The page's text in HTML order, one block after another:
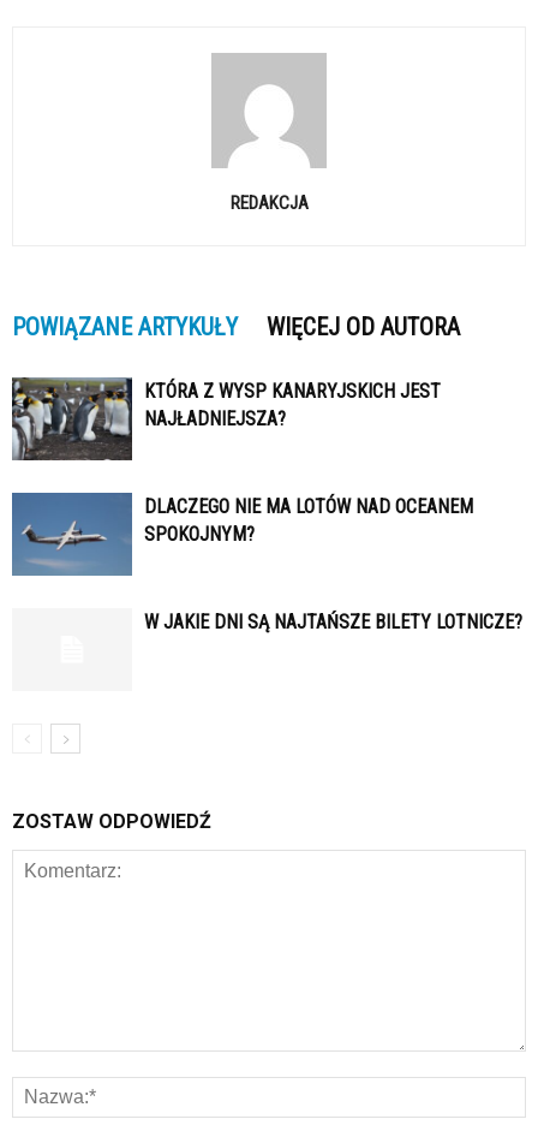
REDAKCJA
POWIĄZANE ARTYKUŁY WIĘCEJ OD AUTORA
KTÓRA Z WYSP KANARYJSKICH JEST
NAJŁADNIEJSZA?
DLACZEGO NIE MA LOTÓW NAD OCEANEM
SPOKOJNYM?
W JAKIE DNI SĄ NAJTAŃSZE BILETY LOTNICZE?
ZOSTAW ODPOWIEDŹ